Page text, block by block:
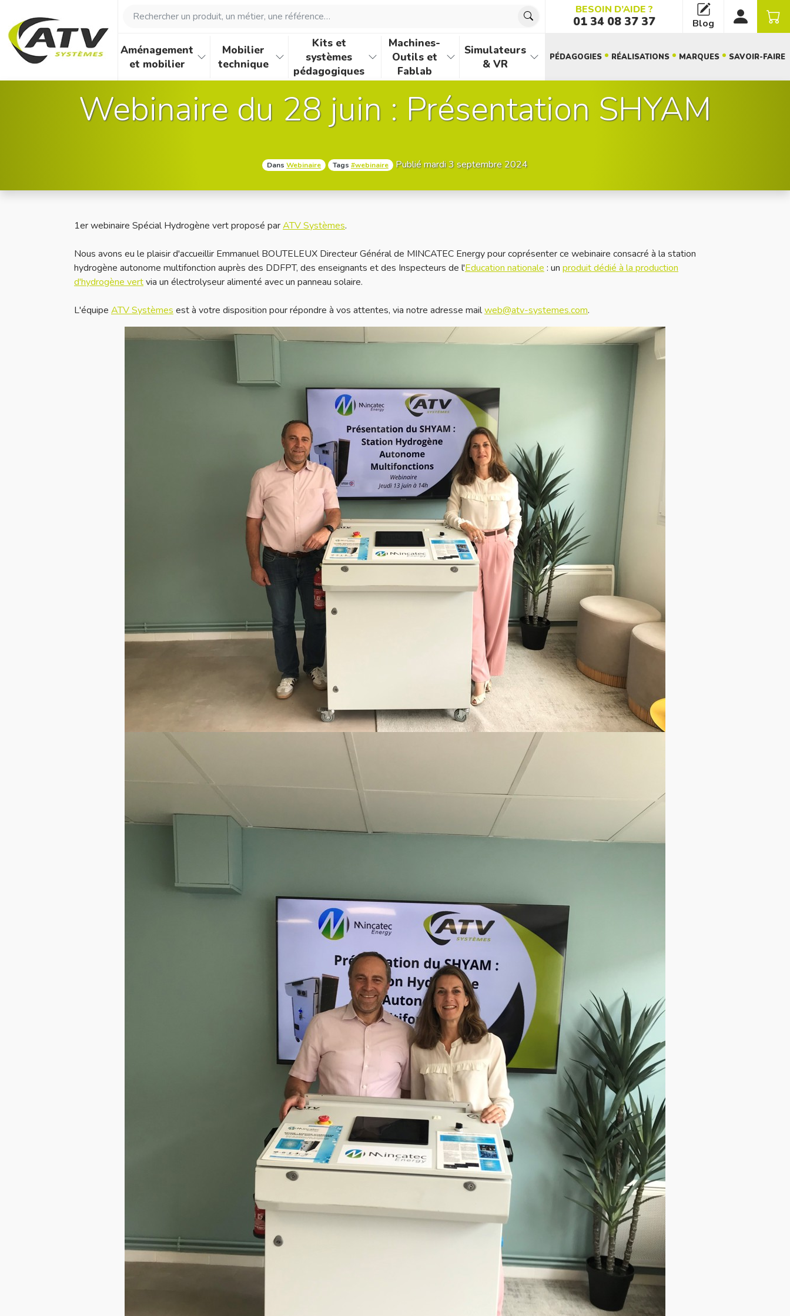
Rechercher un produit, un métier, une référence… BESOIN D’AIDE ?
01 34 08 37 37 Blog
Aménagement
et mobilier
Mobilier
technique
Kits et
systèmes
pédagogiques
Machines-
Outils et
Fablab
Simulateurs
& VR
PÉDAGOGIES RÉALISATIONS MARQUES SAVOIR-FAIRE
Webinaire du 28 juin : Présentation SHYAM
DansWebinaire Tags #webinaire Publié mardi 3 septembre 2024
1er webinaire Spécial Hydrogène vert proposé parATV Systèmes.
Nous avons eu le plaisir d'accueillir Emmanuel BOUTELEUX Directeur Général de MINCATEC Energy pour coprésenter ce webinaire consacré à la station
hydrogène autonome multifonction auprès des DDFPT, des enseignants et des Inspecteurs de l'Education nationale : un produit dédié à la production
d'hydrogène vertvia un électrolyseur alimenté avec un panneau solaire.
L'équipe ATV Systèmes est à votre disposition pour répondre à vos attentes, via notre adresse mailweb@atv-systemes.com.